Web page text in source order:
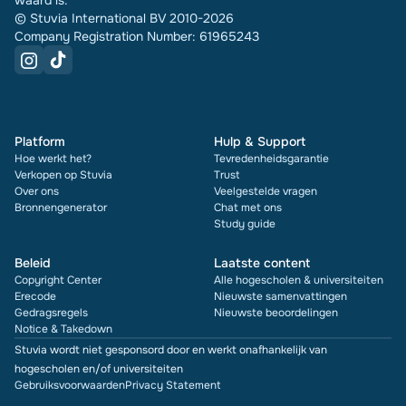
© Stuvia International BV 2010-2026
Company Registration Number: 61965243
Platform
Hoe werkt het?
Verkopen op Stuvia
Over ons
Bronnengenerator
Hulp & Support
Tevredenheidsgarantie
Trust
Veelgestelde vragen
Chat met ons
Study guide
Beleid
Copyright Center
Erecode
Gedragsregels
Notice & Takedown
Laatste content
Alle hogescholen & universiteiten
Nieuwste samenvattingen
Nieuwste beoordelingen
Stuvia wordt niet gesponsord door en werkt onafhankelijk van
hogescholen en/of universiteiten
GebruiksvoorwaardenPrivacy Statement